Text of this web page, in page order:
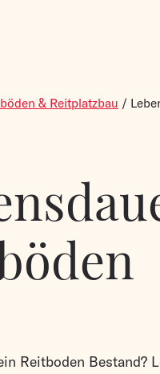
& Reitplatzbau /
Reitboden Bestand?